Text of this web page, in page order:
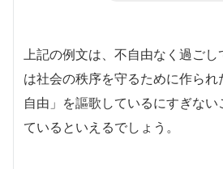
上記の例文は、不自由なく過ご
は社会の秩序を守るために作られ
自由」を謳歌しているにすぎな
ているといえるでしょう。